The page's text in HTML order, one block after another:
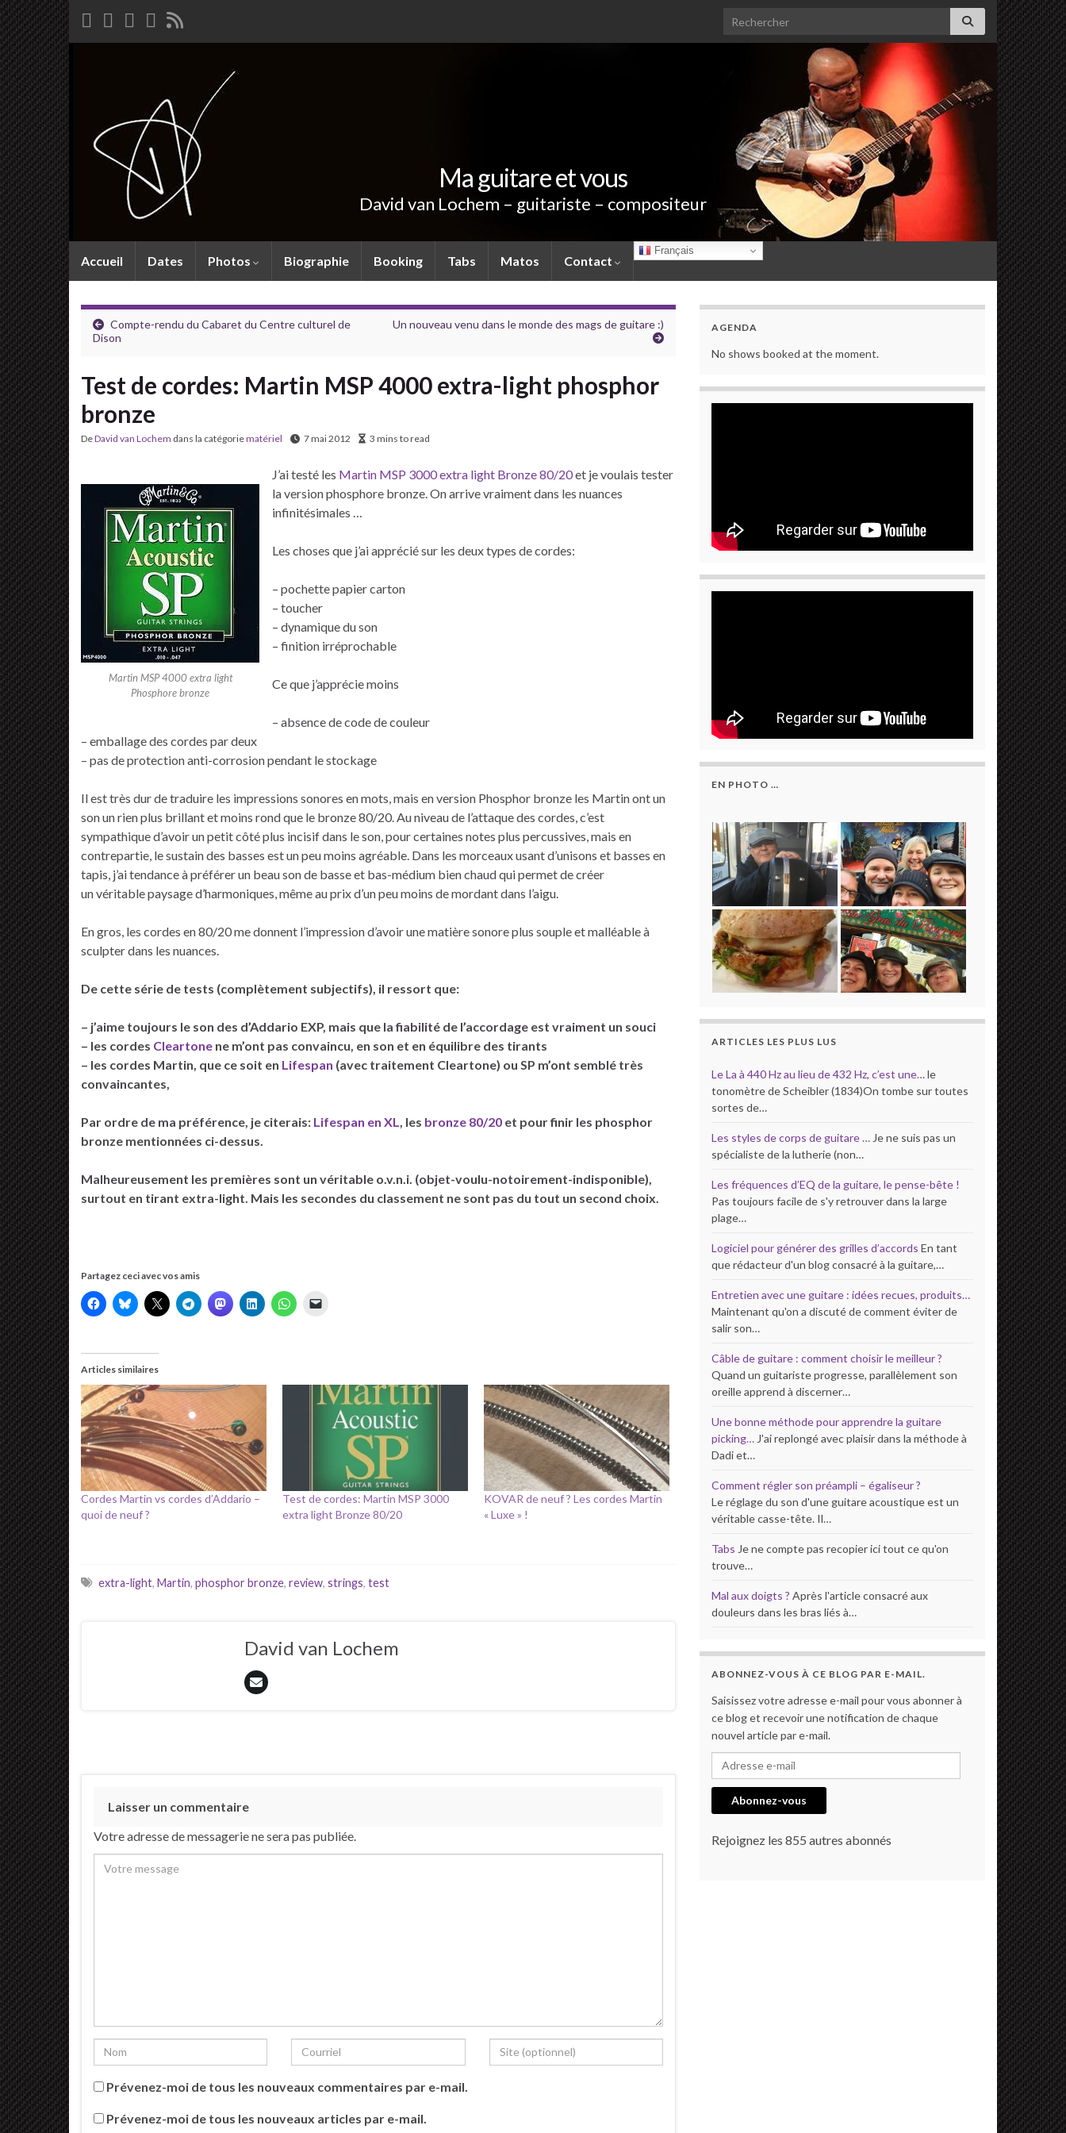
Search for:
Ma guitare et vous
David van Lochem – guitariste – compositeur
Accueil Dates Photos Biographie Booking Tabs Matos Contact
Français
Compte-rendu du Cabaret du Centre culturel de
Dison
Un nouveau venu dans le monde des mags de guitare :)
Test de cordes: Martin MSP 4000 extra-light phosphor
bronze
DeDavid van Lochem dans la catégoriematériel 7 mai 2012 3 mins to read
Martin MSP 4000 extra light
Phosphore bronze
J’ai testé les Martin MSP 3000 extra light Bronze 80/20et je voulais tester
la version phosphore bronze. On arrive vraiment dans les nuances
infinitésimales …
Les choses que j’ai apprécié sur les deux types de cordes:
– pochette papier carton
– toucher
– dynamique du son
– finition irréprochable
Ce que j’apprécie moins
– absence de code de couleur
– emballage des cordes par deux
– pas de protection anti-corrosion pendant le stockage
Il est très dur de traduire les impressions sonores en mots, mais en version Phosphor bronze les Martin ont un
son un rien plus brillant et moins rond que le bronze 80/20. Au niveau de l’attaque des cordes, c’est
sympathique d’avoir un petit côté plus incisif dans le son, pour certaines notes plus percussives, mais en
contrepartie, le sustain des basses est un peu moins agréable. Dans les morceaux usant d’unisons et basses en
tapis, j’ai tendance à préférer un beau son de basse et bas-médium bien chaud qui permet de créer
un véritable paysage d’harmoniques, même au prix d’un peu moins de mordant dans l’aigu.
En gros, les cordes en 80/20 me donnent l’impression d’avoir une matière sonore plus souple et malléable à
sculpter dans les nuances.
De cette série de tests (complètement subjectifs), il ressort que:
– j’aime toujours le son des d’Addario EXP, mais que la fiabilité de l’accordage est vraiment un souci
– les cordes Cleartone ne m’ont pas convaincu, en son et en équilibre des tirants
– les cordes Martin, que ce soit en Lifespan (avec traitement Cleartone) ou SP m’ont semblé très
convaincantes,
Par ordre de ma préférence, je citerais: Lifespan en XL, les bronze 80/20 et pour finir les phosphor
bronze mentionnées ci-dessus.
Malheureusement les premières sont un véritable o.v.n.i. (objet-voulu-notoirement-indisponible),
surtout en tirant extra-light. Mais les secondes du classement ne sont pas du tout un second choix.
Partagez ceci avec vos amis
Articles similaires
Cordes Martin vs cordes d’Addario –
quoi de neuf ?
Test de cordes: Martin MSP 3000
extra light Bronze 80/20
KOVAR de neuf ? Les cordes Martin
« Luxe » !
extra-light, Martin, phosphor bronze, review, strings, test
David van Lochem
Laisser un commentaire
Votre adresse de messagerie ne sera pas publiée.
Prévenez-moi de tous les nouveaux commentaires par e-mail.
Prévenez-moi de tous les nouveaux articles par e-mail.
AGENDA
No shows booked at the moment.
EN PHOTO …
ARTICLES LES PLUS LUS
Le La à 440 Hz au lieu de 432 Hz, c’est une…le
tonomètre de Scheibler (1834)On tombe sur toutes
sortes de…
Les styles de corps de guitare … Je ne suis pas un
spécialiste de la lutherie (non…
Les fréquences d’EQ de la guitare, le pense-bête !
Pas toujours facile de s'y retrouver dans la large
plage…
Logiciel pour générer des grilles d’accords En tant
que rédacteur d'un blog consacré à la guitare,…
Entretien avec une guitare : idées recues, produits…
Maintenant qu'on a discuté de comment éviter de
salir son…
Câble de guitare : comment choisir le meilleur ?
Quand un guitariste progresse, parallèlement son
oreille apprend à discerner…
Une bonne méthode pour apprendre la guitare
picking… J'ai replongé avec plaisir dans la méthode à
Dadi et…
Comment régler son préampli – égaliseur ?
Le réglage du son d'une guitare acoustique est un
véritable casse-tête. Il…
Tabs Je ne compte pas recopier ici tout ce qu'on
trouve…
Mal aux doigts ? Après l'article consacré aux
douleurs dans les bras liés à…
ABONNEZ-VOUS À CE BLOG PAR E-MAIL.
Saisissez votre adresse e-mail pour vous abonner à
ce blog et recevoir une notification de chaque
nouvel article par e-mail.
Adresse e-mail
Abonnez-vous
Rejoignez les 855 autres abonnés